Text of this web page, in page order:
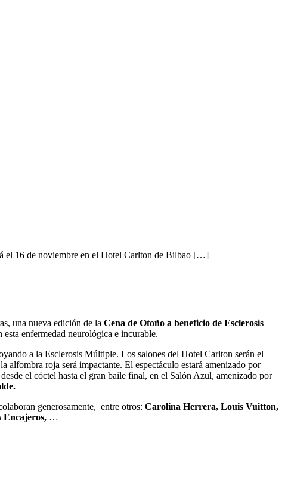
el 16 de noviembre en el Hotel Carlton de Bilbao […]
una nueva edición de la Cena de Otoño a beneficio de Esclerosis
enfermedad neurológica e incurable.
a la Esclerosis Múltiple. Los salones del Hotel Carlton serán el
alfombra roja será impactante. El espectáculo estará amenizado por
el cóctel hasta el gran baile final, en el Salón Azul, amenizado por
generosamente, entre otros: Carolina Herrera, Louis Vuitton,
Encajeros, …